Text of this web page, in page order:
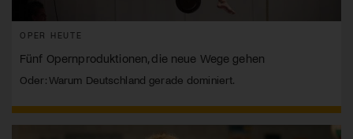
OPER HEUTE
Fünf Opernproduktionen, die neue Wege gehen
Oder: Warum Deutschland gerade dominiert.